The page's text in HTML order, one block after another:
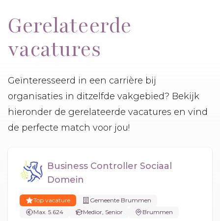
Gerelateerde
vacatures
Geïnteresseerd in een carrière bij
organisaties in ditzelfde vakgebied? Bekijk
hieronder de gerelateerde vacatures en vind
de perfecte match voor jou!
Business Controller Sociaal
Domein
Top vacature
Gemeente Brummen
Max. 5.624
Medior, Senior Brummen